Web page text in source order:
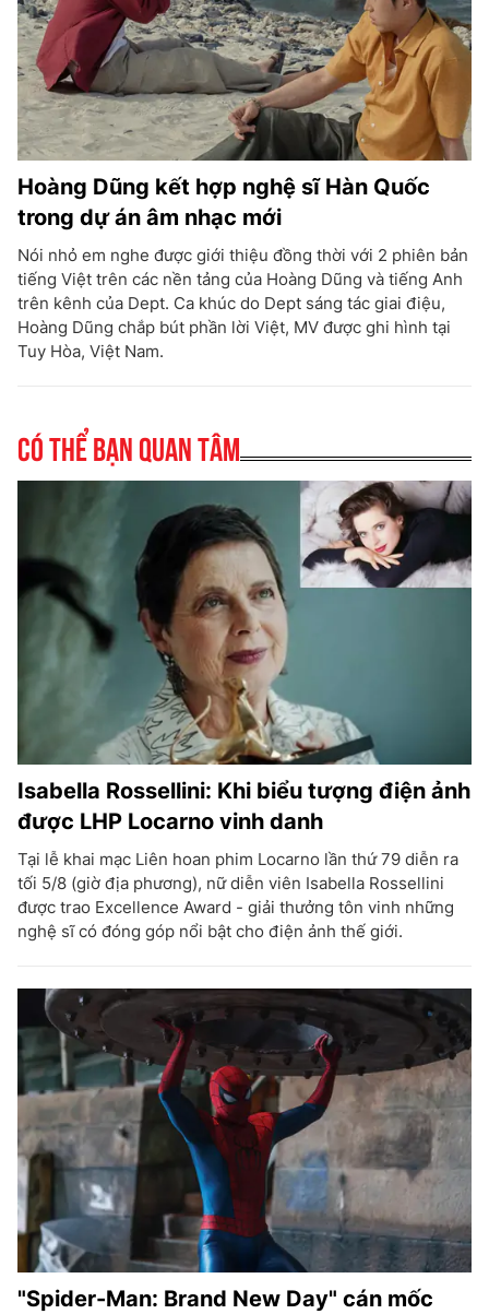
Hoàng Dũng kết hợp nghệ sĩ Hàn Quốc
trong dự án âm nhạc mới
Nói nhỏ em nghe được giới thiệu đồng thời với 2 phiên bản
tiếng Việt trên các nền tảng của Hoàng Dũng và tiếng Anh
trên kênh của Dept. Ca khúc do Dept sáng tác giai điệu,
Hoàng Dũng chắp bút phần lời Việt, MV được ghi hình tại
Tuy Hòa, Việt Nam.
Có thể bạn quan tâm
Isabella Rossellini: Khi biểu tượng điện ảnh
được LHP Locarno vinh danh
Tại lễ khai mạc Liên hoan phim Locarno lần thứ 79 diễn ra
tối 5/8 (giờ địa phương), nữ diễn viên Isabella Rossellini
được trao Excellence Award - giải thưởng tôn vinh những
nghệ sĩ có đóng góp nổi bật cho điện ảnh thế giới.
"Spider-Man: Brand New Day" cán mốc